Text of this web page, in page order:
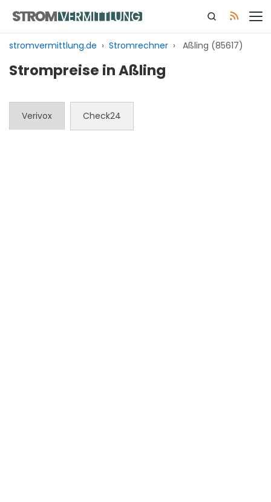
Inhalt
springen
stromvermittlung.de › Stromrechner › Aßling (85617)
Strompreise in Aßling
Verivox Check24